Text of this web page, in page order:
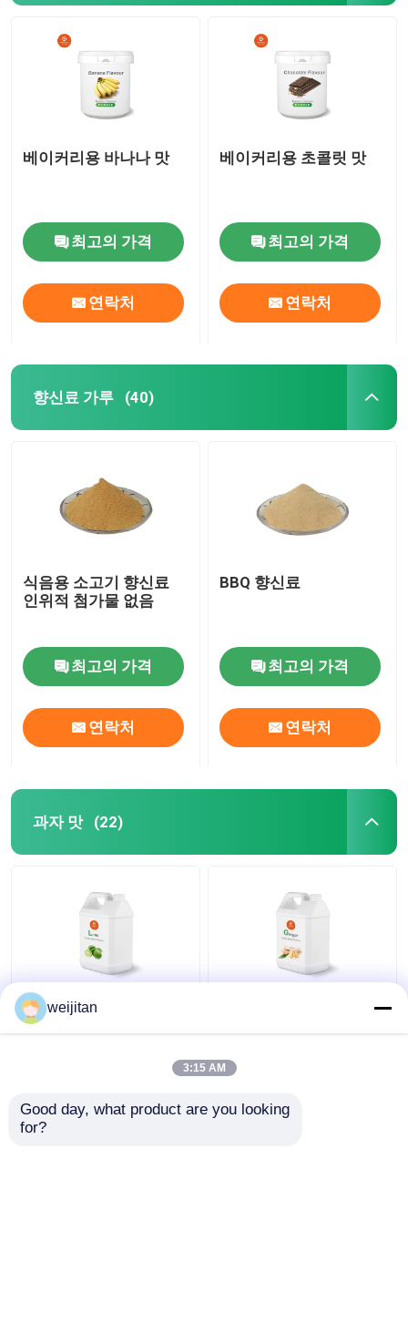
베이커리용 바나나 맛
최고의 가격
연락처
베이커리용 초콜릿 맛
최고의 가격
연락처
향신료 가루 (40)
식음용 소고기 향신료
인위적 첨가물 없음
최고의 가격
연락처
BBQ 향신료
최고의 가격
연락처
과자 맛 (22)
베이커리 산업 감자 제
조품에 사용되는 라임
진저 맛 과자 맛 과자 액
weijitan
3:15 AM
Good day, what product are you looking
for?